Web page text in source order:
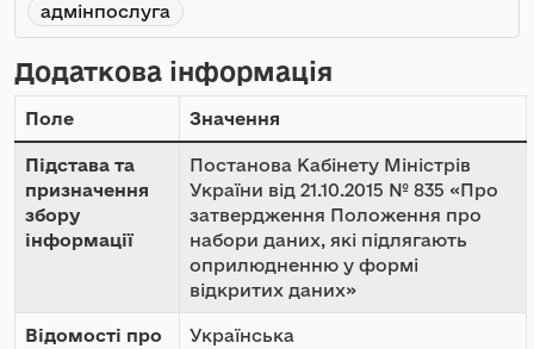
адмінпослуга
Додаткова інформація
Поле Значення
Підстава та
призначення
збору
інформації
Постанова Кабінету Міністрів
України від 21.10.2015 № 835 «Про
затвердження Положення про
набори даних, які підлягають
оприлюдненню у формі
відкритих даних»
Відомості про
Українська